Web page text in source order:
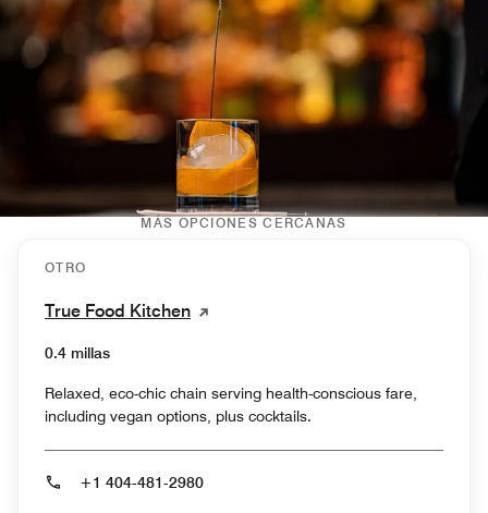
MÁS OPCIONES CERCANAS
OTRO
True Food Kitchen
0.4 millas
Relaxed, eco-chic chain serving health-conscious fare,
including vegan options, plus cocktails.
+1 404-481-2980